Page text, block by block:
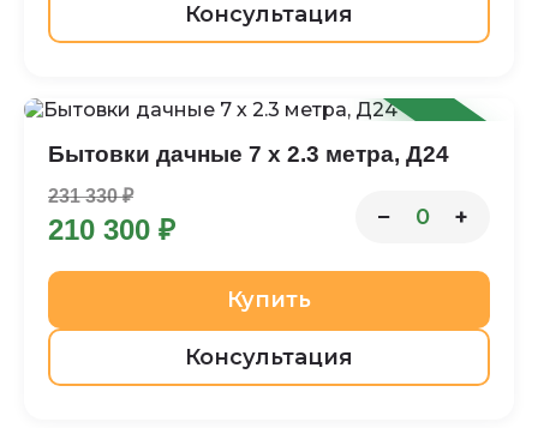
Консультация
-9%
Бытовки дачные 7 х 2.3 метра, Д24
231 330 ₽
210 300 ₽ − 0 +
Купить
Консультация